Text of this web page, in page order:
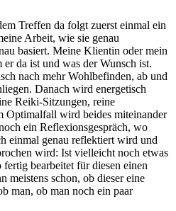
Treffen da folgt zuerst einmal ein
Arbeit, wie sie genau
basiert. Meine Klientin oder mein
da ist und was der Wunsch ist.
nach mehr Wohlbefinden, ab und
Danach wird energetisch
Reiki-Sitzungen, reine
Optimalfall wird beides miteinander
ein Reflexionsgespräch, wo
einmal genau reflektiert wird und
wird: Ist vielleicht noch etwas
bearbeitet für diesen einen
meistens schon, ob dieser eine
man, ob man noch ein paar